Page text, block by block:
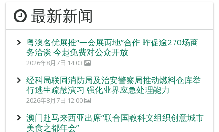
最新新闻
粤澳名优展推“一会展两地”合作 昨促逾270场商
务洽谈 今起免费对公众开放
2026年8月7日 14:03
经科局联同消防局及治安警察局推动燃料仓库举
行逃生疏散演习 强化业界应急处理能力
2026年8月7日 12:00
澳门赴马来西亚出席“联合国教科文组织创意城市
美食之都年会”